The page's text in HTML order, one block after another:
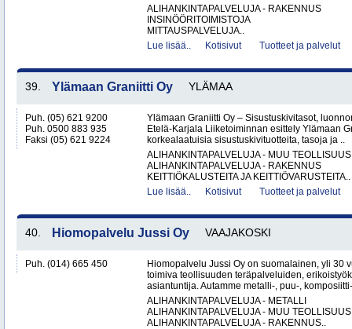
ALIHANKINTAPALVELUJA - RAKENNUS
INSINÖÖRITOIMISTOJA
MITTAUSPALVELUJA..
Lue lisää..
Kotisivut Tuotteet ja palvelut
39. Ylämaan Graniitti Oy YLÄMAA
Puh. (05) 621 9200
Puh. 0500 883 935
Faksi (05) 621 9224
Ylämaan Graniitti Oy – Sisustuskivitasot,
Etelä-Karjala Liiketoiminnan esittely Ylämaan
korkealaatuisia sisustuskivituotteita, tasoja ja ..
ALIHANKINTAPALVELUJA - MUU TEOLLISUUS
ALIHANKINTAPALVELUJA - RAKENNUS
KEITTIÖKALUSTEITA JA KEITTIÖVARUSTEITA..
Lue lisää..
Kotisivut Tuotteet ja palvelut
40. Hiomopalvelu Jussi Oy VAAJAKOSKI
Puh. (014) 665 450
Hiomopalvelu Jussi Oy on suomalainen, yli 30
toimiva teollisuuden teräpalveluiden,
asiantuntija. Autamme metalli-, puu-,
ALIHANKINTAPALVELUJA - METALLI
ALIHANKINTAPALVELUJA - MUU TEOLLISUUS
ALIHANKINTAPALVELUJA - RAKENNUS..